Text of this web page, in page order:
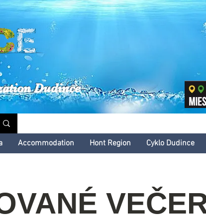
kultúrne leto
Dudince
Accommodation Hont Region Cyklo Dudince